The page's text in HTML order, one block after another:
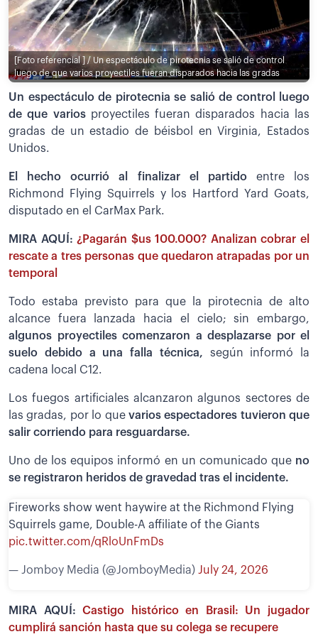
[Foto referencial ] / Un espectáculo de pirotecnia se salió de control
luego de que varios proyectiles fueran disparados hacia las gradas
Un espectáculo de pirotecnia se salió de control luego
de que variosproyectiles fueran disparados hacia las
gradas de un estadio de béisbol en Virginia, Estados
Unidos.
El hecho ocurrió al finalizar el partido entre los
Richmond Flying Squirrels y los Hartford Yard Goats,
disputado en el CarMax Park.
MIRA AQUÍ: ¿Pagarán $us 100.000? Analizan cobrar el
rescate a tres personas que quedaron atrapadas por un
temporal
Todo estaba previsto para que la pirotecnia de alto
alcance fuera lanzada hacia el cielo; sin embargo,
algunos proyectiles comenzaron a desplazarse por el
suelo debido a una falla técnica, según informó la
cadena local C12.
Los fuegos artificiales alcanzaron algunos sectores de
las gradas, por lo que varios espectadores tuvieron que
salir corriendo para resguardarse.
Uno de los equipos informó en un comunicado que no
se registraron heridos de gravedad tras el incidente.
Fireworks show went haywire at the Richmond Flying
Squirrels game, Double-A affiliate of the Giants
pic.twitter.com/qRloUnFmDs
— Jomboy Media (@JomboyMedia) July 24, 2026
MIRA AQUÍ:Castigo histórico en Brasil: Un jugador
cumplirá sanción hasta que su colega se recupere